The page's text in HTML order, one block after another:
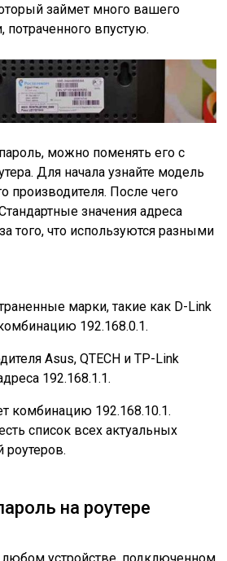
займет много вашего
впустую.
можно поменять его с
Для начала узнайте модель
производителя. После чего
значения адреса
того, что используются разными
марки, такие как D-Link
192.168.0.1.
Asus, QTECH и TP-Link
192.168.1.1.
комбинацию 192.168.10.1.
список всех актуальных
роутеров.
на роутере